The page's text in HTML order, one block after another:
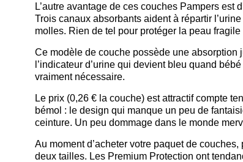
L’autre avantage de ces couches Pampers est
Trois canaux absorbants aident à répartir
molles. Rien de tel pour protéger la peau
Ce modèle de couche possède une absorption
l’indicateur d’urine qui devient bleu quand
vraiment nécessaire.
Le prix (0,26 € la couche) est attractif compte
bémol : le design qui manque un peu de
ceinture. Un peu dommage dans le monde
Au moment d’acheter votre paquet de
deux tailles. Les Premium Protection ont